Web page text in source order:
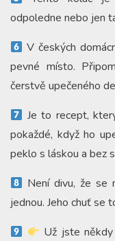
odpoledne nebo jen
V českých
pevné místo.
čerstvě upečeného
Je to recept,
pokaždé, když ho
peklo s láskou a bez
Není divu, že se
jednou. Jeho chuť se
Už jste